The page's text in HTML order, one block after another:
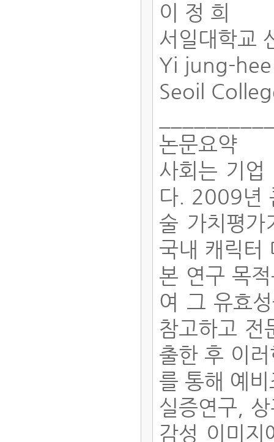
이 정 희
서일대학교
Yi jung-
Seoil
논문요약
사회는 기업
다. 2009년
술 가치평가
국내 캐릭터
본 연구 목
여 그 유효
참고하고 전
출한 후 이
를 통해 예
실증연구,
감성 이미지